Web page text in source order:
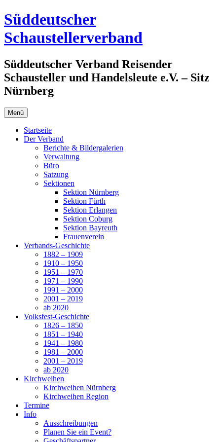
Zum
Inhalt
springen
Süddeutscher
Schaustellerverband
Süddeutscher Verband Reisender
Schausteller und Handelsleute e.V. – Sitz
Nürnberg
Menü
Startseite
Der Verband
Berichte & Bildergalerien
Verwaltung
Büro
Satzung
Sektionen
Sektion Nürnberg
Sektion Fürth
Sektion Erlangen
Sektion Coburg
Sektion Bayreuth
Frauenverein
Verbands-Geschichte
1882 – 1909
1910 – 1950
1951 – 1970
1971 – 1990
1991 – 2000
2001 – 2019
ab 2020
Volksfest-Geschichte
1826 – 1850
1851 – 1940
1941 – 1980
1981 – 2000
2001 – 2019
ab 2020
Kirchweihen
Kirchweihen Nürnberg
Kirchweihen Region
Termine
Info
Ausschreibungen
Planen Sie ein Event?